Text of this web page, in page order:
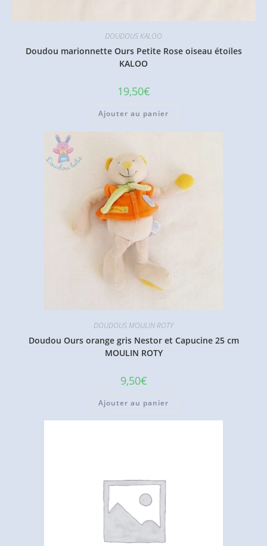
DOUDOUS KALOO
Doudou marionnette Ours Petite Rose oiseau étoiles
KALOO
19,50€
Ajouter au panier
DOUDOUS MOULIN ROTY
Doudou Ours orange gris Nestor et Capucine 25 cm
MOULIN ROTY
9,50€
Ajouter au panier